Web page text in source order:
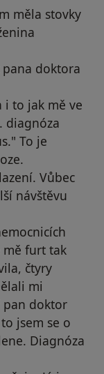
měla stovky
doktora
i to jak mě ve
diagnóza
To je
Vůbec
návštěvu
mě furt tak
čtyry
mi
pan doktor
jsem se o
Diagnóza